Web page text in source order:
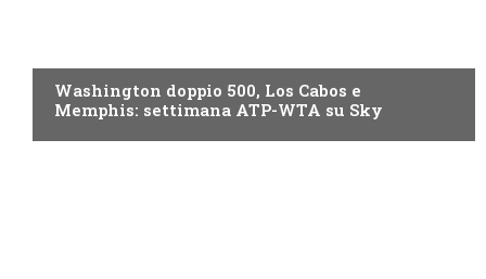
Washington doppio 500, Los Cabos e
Memphis: settimana ATP-WTA su Sky